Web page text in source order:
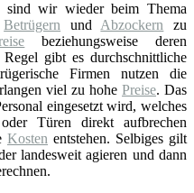
sind wir wieder beim Thema
Betrügern undAbzockern zu
beziehungsweise deren
gibt es durchschnittliche
Firmen nutzen die
viel zu hohe Preise. Das
eingesetzt wird, welches
Türen direkt aufbrechen
Kosten entstehen. Selbiges gilt
landesweit agieren und dann